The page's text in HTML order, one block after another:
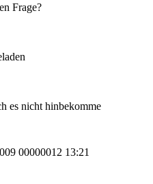
Frage?
es nicht hinbekomme
00000012 13:21